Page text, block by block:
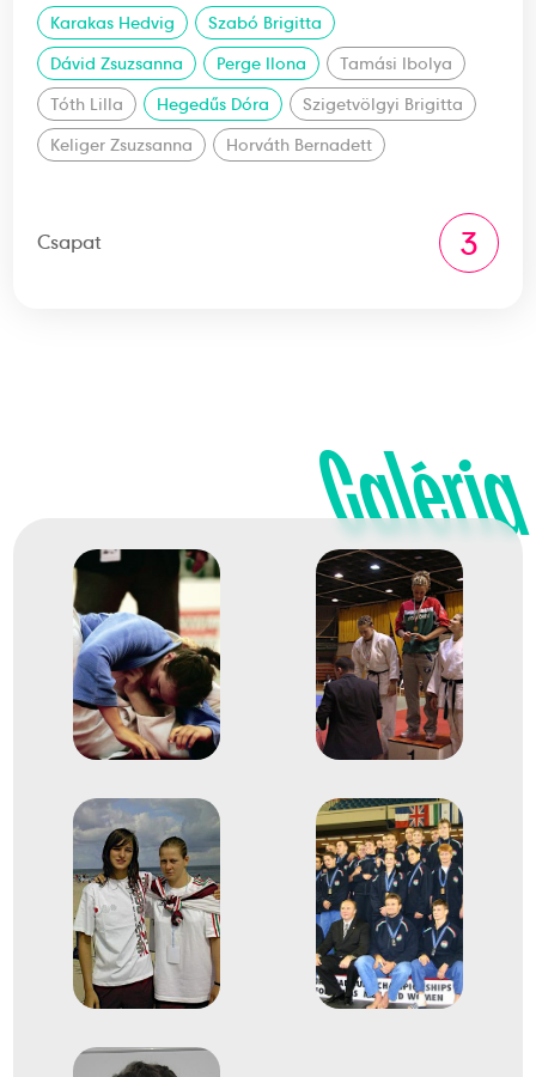
Karakas Hedvig
Szabó Brigitta
Dávid Zsuzsanna
Perge Ilona
Tamási Ibolya
Tóth Lilla
Hegedűs Dóra
Szigetvölgyi Brigitta
Keliger Zsuzsanna
Horváth Bernadett
Csapat 3
Galéria